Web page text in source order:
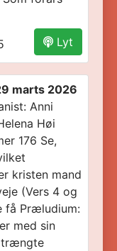
Lyt
marts 2026
Anni
Høi
176 Se,
kristen mand
(Vers 4 og
få Præludium:
med sin
trængte